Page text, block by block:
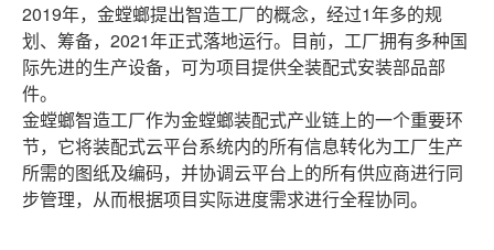
2019年，金螳螂提出智造工厂的概念，经过1年多的规
划、筹备，2021年正式落地运行。目前，工厂拥有多种国
际先进的生产设备，可为项目提供全装配式安装部品部
件。
金螳螂智造工厂作为金螳螂装配式产业链上的一个重要环
节，它将装配式云平台系统内的所有信息转化为工厂生产
所需的图纸及编码，并协调云平台上的所有供应商进行同
步管理，从而根据项目实际进度需求进行全程协同。